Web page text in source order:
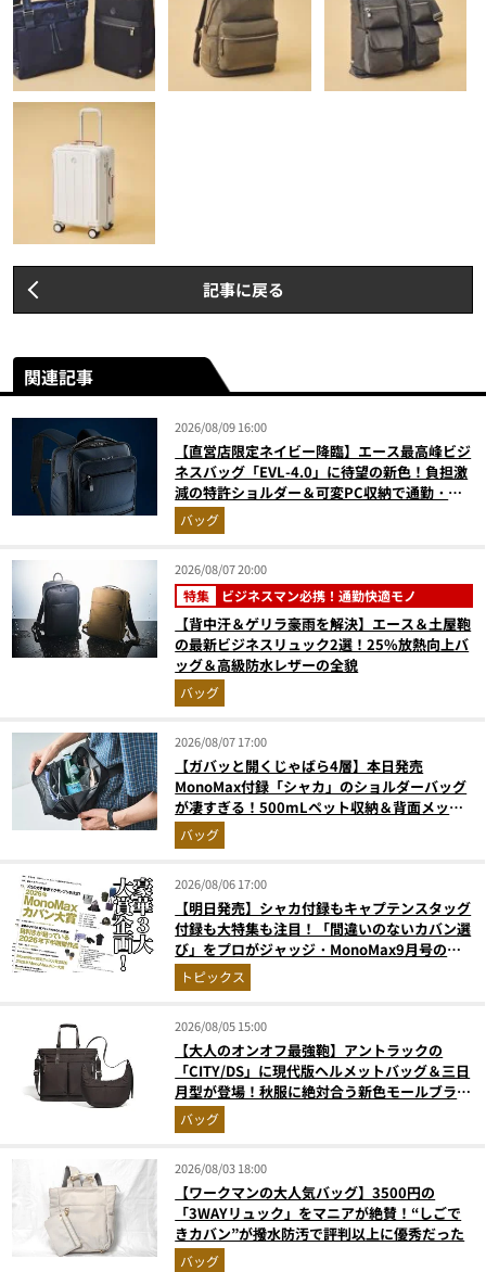
記事に戻る
関連記事
2026/08/09 16:00
【直営店限定ネイビー降臨】エース最高峰ビジ
ネスバッグ「EVL-4.0」に待望の新色！負担激
減の特許ショルダー＆可変PC収納で通勤・出
張が無敵に
バッグ
2026/08/07 20:00
特集 ビジネスマン必携！通勤快適モノ
【背中汗＆ゲリラ豪雨を解決】エース＆土屋鞄
の最新ビジネスリュック2選！25%放熱向上バ
ッグ＆高級防水レザーの全貌
バッグ
2026/08/07 17:00
【ガバッと開くじゃばら4層】本日発売
MonoMax付録「シャカ」のショルダーバッグ
が凄すぎる！500mLペット収納＆背面メッシ
ュでベタつかない
バッグ
2026/08/06 17:00
【明日発売】シャカ付録もキャプテンスタッグ
付録も大特集も注目！「間違いのないカバン選
び」をプロがジャッジ・MonoMax9月号の目
次を公開
トピックス
2026/08/05 15:00
【大人のオンオフ最強鞄】アントラックの
「CITY/DS」に現代版ヘルメットバッグ＆三日
月型が登場！秋服に絶対合う新色モールブラウ
ンが傑作
バッグ
2026/08/03 18:00
【ワークマンの大人気バッグ】3500円の
「3WAYリュック」をマニアが絶賛！“しごで
きカバン”が撥水防汚で評判以上に優秀だった
バッグ